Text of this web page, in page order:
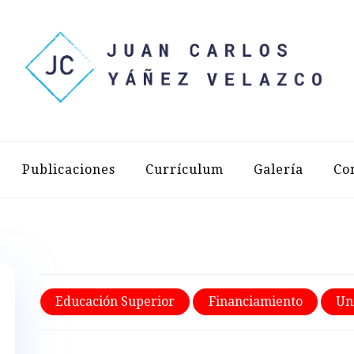
YÁÑEZ
Publicaciones Currículum Galería
Educación Superior Financiamiento